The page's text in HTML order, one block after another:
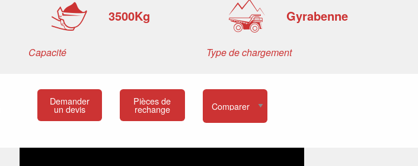
3500Kg
Capacité
Gyrabenne
Type de chargement
Demander
un devis
Pièces de
rechange